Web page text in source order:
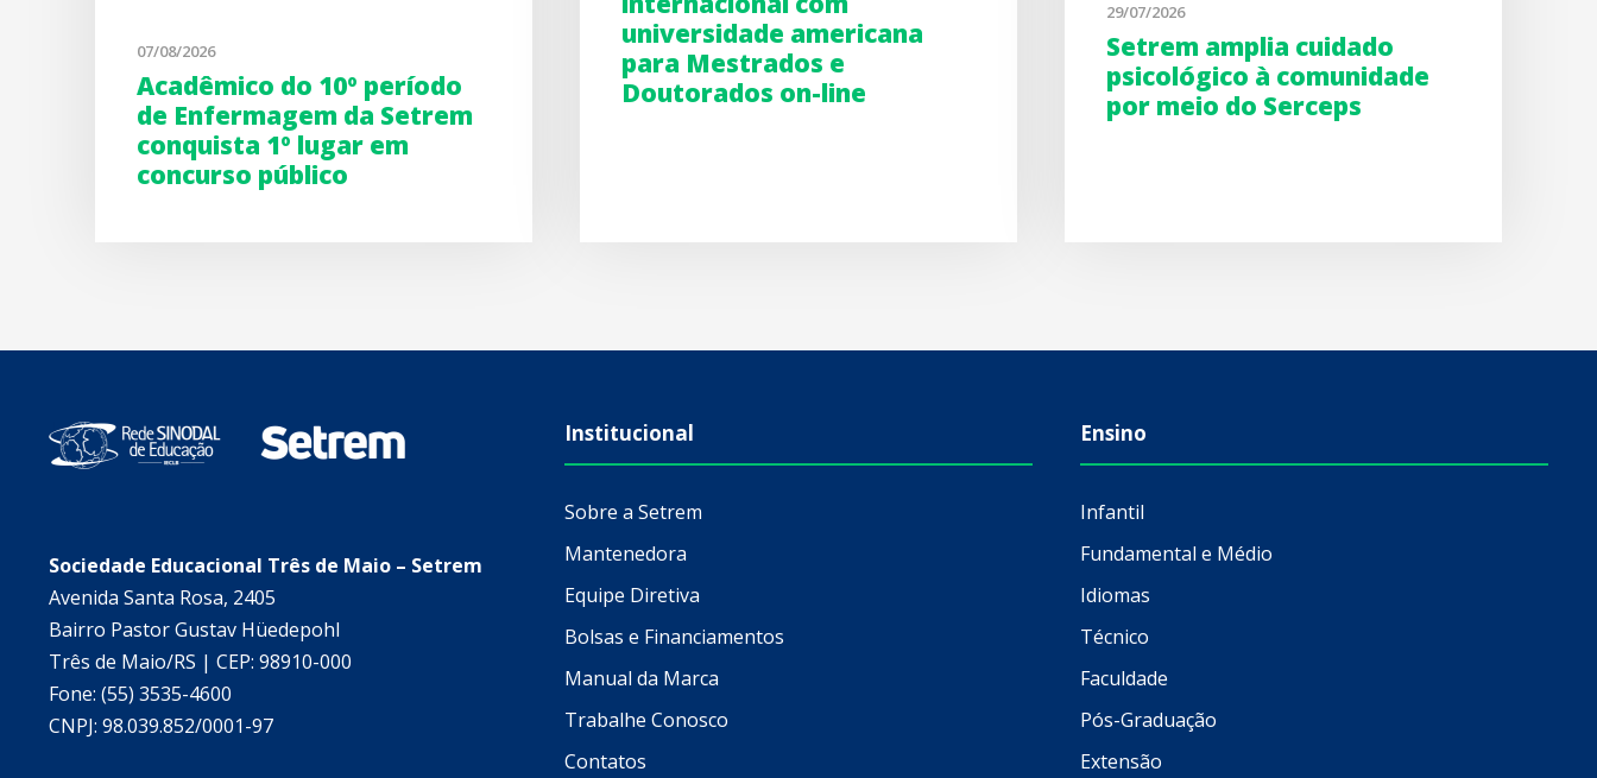
07/08/2026
Acadêmico do 10º período
de Enfermagem da Setrem
conquista 1º lugar em
concurso público
universidade americana
para Mestrados e
Doutorados on-line
29/07/2026
Setrem amplia cuidado
psicológico à comunidade
por meio do Serceps
Sociedade Educacional Três de Maio – Setrem
Avenida Santa Rosa, 2405
Bairro Pastor Gustav Hüedepohl
Três de Maio/RS | CEP: 98910-000
Fone: (55) 3535-4600
CNPJ: 98.039.852/0001-97
Institucional
Sobre a Setrem
Mantenedora
Equipe Diretiva
Bolsas e Financiamentos
Manual da Marca
Trabalhe Conosco
Contatos
Ensino
Infantil
Fundamental e Médio
Idiomas
Técnico
Faculdade
Pós-Graduação
Extensão